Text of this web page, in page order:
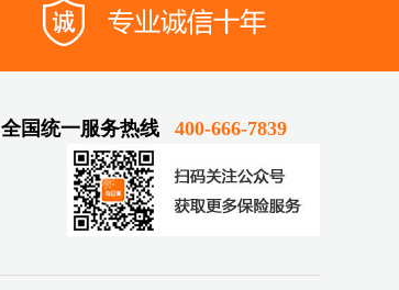
全国统一服务热线 400-666-7839